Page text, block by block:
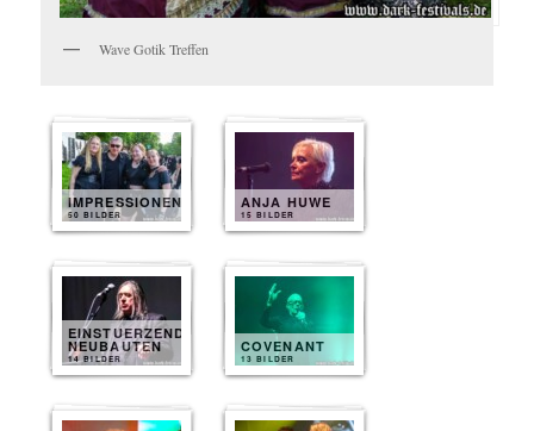
Wave Gotik Treffen
IMPRESSIONEN
50 BILDER
ANJA HUWE
15 BILDER
EINSTUERZENDE
NEUBAUTEN
14 BILDER
COVENANT
13 BILDER